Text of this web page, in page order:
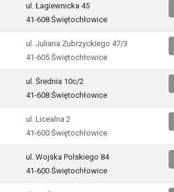
ul. Łagiewnicka 45
41-608 Świętochłowice
ul. Juliana Zubrzyckiego 47/3
41-605 Świętochłowice
ul. Średnia 10c/2
41-608 Świętochłowice
ul. Licealna 2
41-600 Świętochłowice
ul. Wojska Polskiego 84
41-600 Świętochłowice